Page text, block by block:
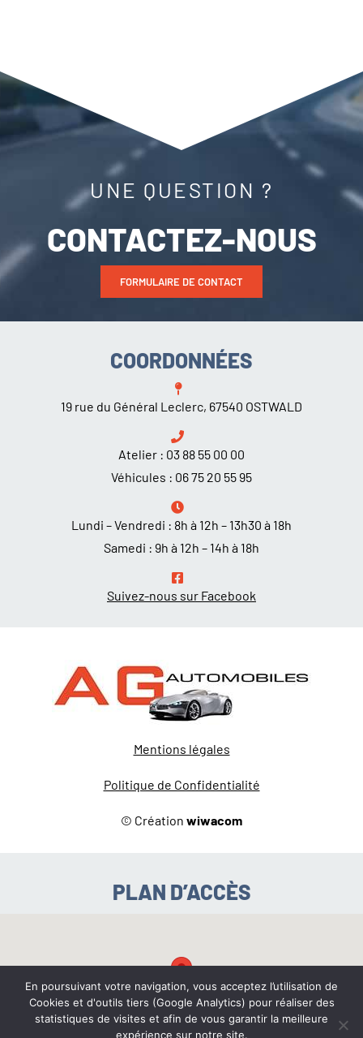
UNE QUESTION ?
CONTACTEZ-NOUS
FORMULAIRE DE CONTACT
COORDONNÉES
19 rue du Général Leclerc, 67540 OSTWALD
Atelier : 03 88 55 00 00
Véhicules : 06 75 20 55 95
Lundi – Vendredi : 8h à 12h – 13h30 à 18h
Samedi : 9h à 12h – 14h à 18h
Suivez-nous sur Facebook
Mentions légales
Politique de Confidentialité
© Création wiwacom
PLAN D’ACCÈS
En poursuivant votre navigation, vous acceptez l’utilisation de
Cookies et d'outils tiers (Google Analytics) pour réaliser des
statistiques de visites et afin de vous garantir la meilleure
expérience sur notre site.